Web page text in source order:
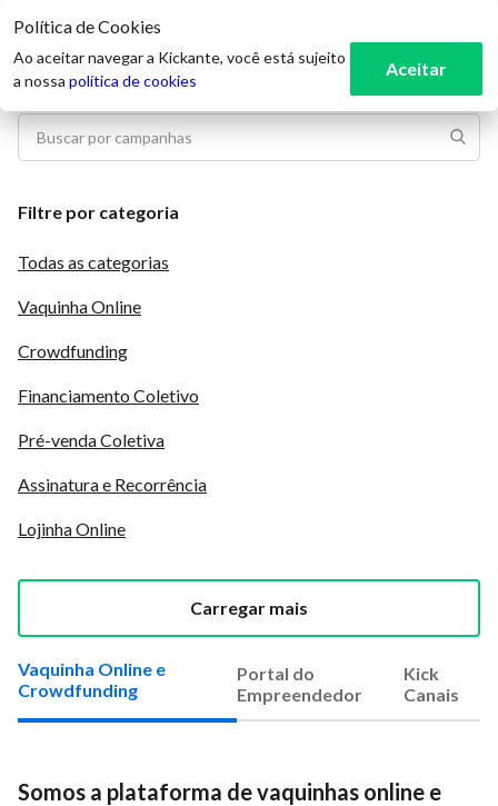
Vaquinha Online e
Crowdfunding
Portal do
Empreendedor
Kick
Canais
Somos a plataforma de vaquinhas online e
Filtre por categoria
Todas as categorias
Vaquinha Online
Crowdfunding
Financiamento Coletivo
Pré-venda Coletiva
Assinatura e Recorrência
Lojinha Online
Carregar mais
Política de Cookies
Ao aceitar navegar a Kickante, você está sujeito
a nossa política de cookies
Aceitar